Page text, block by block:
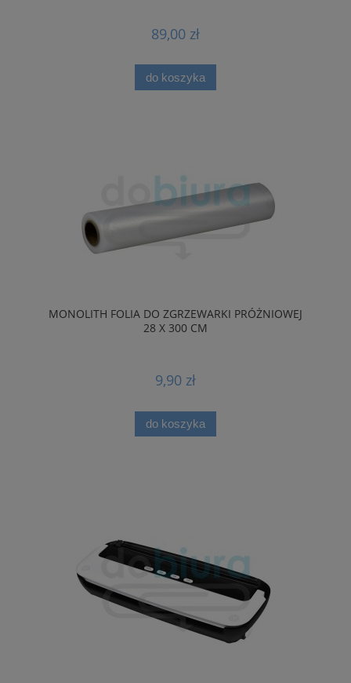
89,00 zł
do koszyka
MONOLITH FOLIA DO ZGRZEWARKI PRÓŻNIOWEJ
28 X 300 CM
9,90 zł
do koszyka